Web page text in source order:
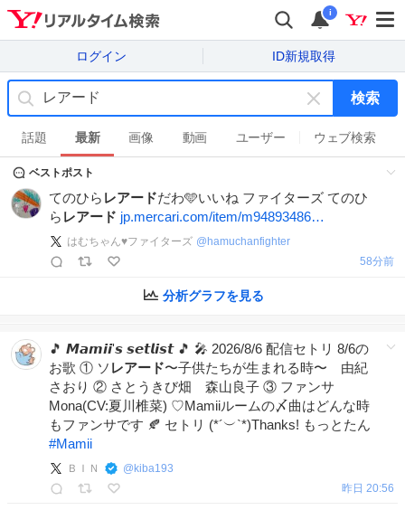
i
ログイン ID新規取得
キ
ー
ワ
ド
検索
話題 最新 画像 動画 ユーザー ウェブ検索
ベストポスト
てのひら レアードだわ🩵いいね ファイターズ てのひ
ら レアード jp.mercari.com/item/m94893486…
はむちゃん♥️ファイターズ @ hamuchanfighter
58分前
分析グラフを見る
🎵 𝙈𝙖𝙢𝙞𝙞'𝙨 𝙨𝙚𝙩𝙡𝙞𝙨𝙩 🎵 🎤 2026/8/6 配信セトリ 8/6の
お歌 ① ソ レアード〜子供たちが生まれる時〜 由紀
さおり ② さとうきび畑 森山良子 ③ ファンサ
Mona(CV:夏川椎菜) ♡Mamiiルームの〆曲はどんな時
もファンサです 🍂 セトリ (*´︶`*)Thanks! もっとたん
#Mamii
ＢＩＮ @ kiba193
昨日 20:56